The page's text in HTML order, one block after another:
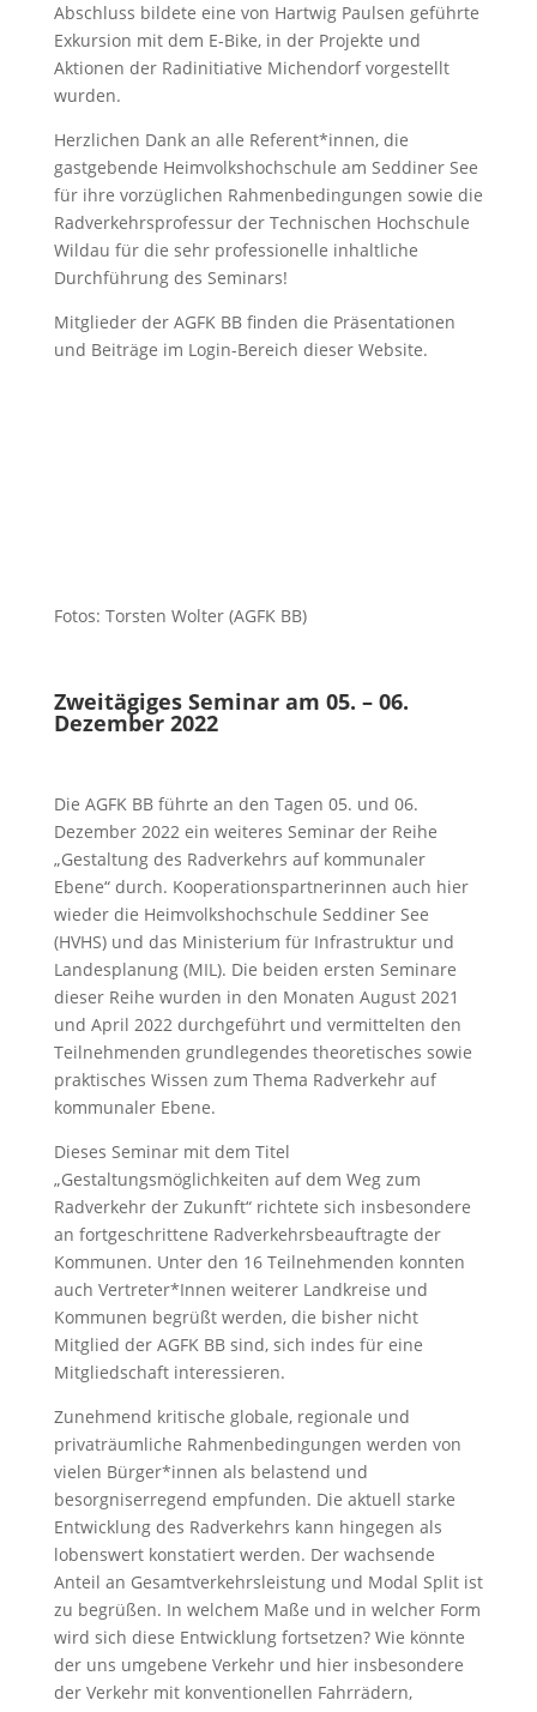
Abschluss bildete eine von Hartwig Paulsen geführte
Exkursion mit dem E-Bike, in der Projekte und
Aktionen der Radinitiative Michendorf vorgestellt
wurden.
Herzlichen Dank an alle Referent*innen, die
gastgebende Heimvolkshochschule am Seddiner See
für ihre vorzüglichen Rahmenbedingungen sowie die
Radverkehrsprofessur der Technischen Hochschule
Wildau für die sehr professionelle inhaltliche
Durchführung des Seminars!
Mitglieder der AGFK BB finden die Präsentationen
und Beiträge im Login-Bereich dieser Website.
Fotos: Torsten Wolter (AGFK BB)
Zweitägiges Seminar am 05. – 06.
Dezember 2022
Die AGFK BB führte an den Tagen 05. und 06.
Dezember 2022 ein weiteres Seminar der Reihe
„Gestaltung des Radverkehrs auf kommunaler
Ebene“ durch. Kooperationspartnerinnen auch hier
wieder die Heimvolkshochschule Seddiner See
(HVHS) und das Ministerium für Infrastruktur und
Landesplanung (MIL). Die beiden ersten Seminare
dieser Reihe wurden in den Monaten August 2021
und April 2022 durchgeführt und vermittelten den
Teilnehmenden grundlegendes theoretisches sowie
praktisches Wissen zum Thema Radverkehr auf
kommunaler Ebene.
Dieses Seminar mit dem Titel
„Gestaltungsmöglichkeiten auf dem Weg zum
Radverkehr der Zukunft“ richtete sich insbesondere
an fortgeschrittene Radverkehrsbeauftragte der
Kommunen. Unter den 16 Teilnehmenden konnten
auch Vertreter*Innen weiterer Landkreise und
Kommunen begrüßt werden, die bisher nicht
Mitglied der AGFK BB sind, sich indes für eine
Mitgliedschaft interessieren.
Zunehmend kritische globale, regionale und
privaträumliche Rahmenbedingungen werden von
vielen Bürger*innen als belastend und
besorgniserregend empfunden. Die aktuell starke
Entwicklung des Radverkehrs kann hingegen als
lobenswert konstatiert werden. Der wachsende
Anteil an Gesamtverkehrsleistung und Modal Split ist
zu begrüßen. In welchem Maße und in welcher Form
wird sich diese Entwicklung fortsetzen? Wie könnte
der uns umgebene Verkehr und hier insbesondere
der Verkehr mit konventionellen Fahrrädern,